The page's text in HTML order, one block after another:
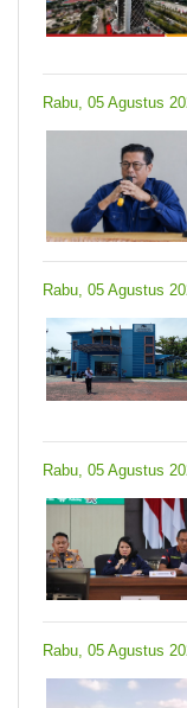
Rabu, 05 Agustus
Rabu, 05 Agustus
Rabu, 05 Agustus
Rabu, 05 Agustus